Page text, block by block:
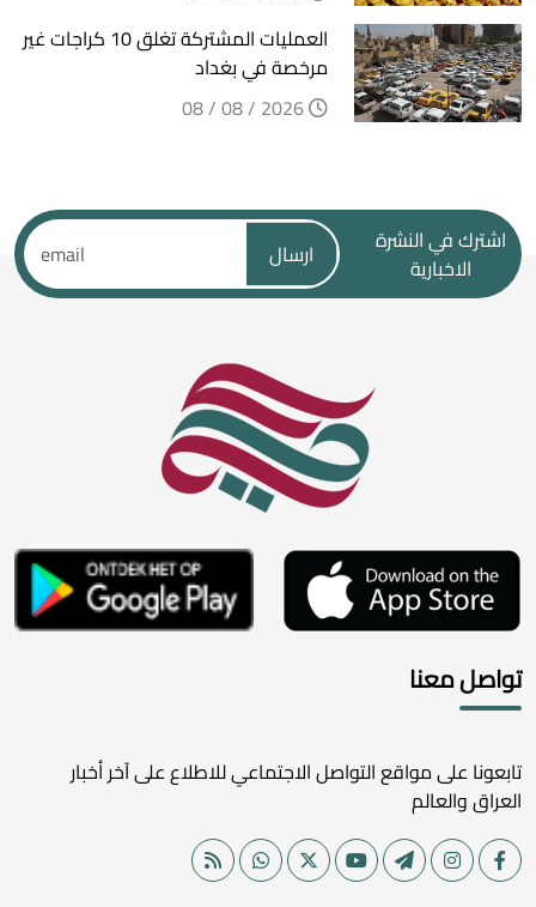
العمليات المشتركة تغلق 10 كراجات غير
مرخصة في بغداد
اشترك في النشرة
الاخبارية
ارسال
تواصل معنا
تابعونا على مواقع التواصل الاجتماعي للاطلاع على آخر أخبار
العراق والعالم